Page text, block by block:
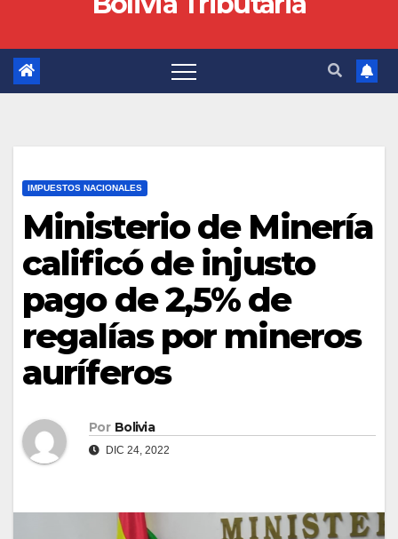
IMPUESTOS NACIONALES
Ministerio de Minería
calificó de injusto
pago de 2,5% de
regalías por mineros
auríferos
Por Bolivia
DIC 24, 2022